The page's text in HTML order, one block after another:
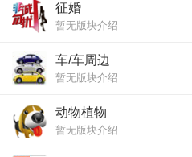
征婚
暂无版块介绍
车/车周边
暂无版块介绍
动物植物
暂无版块介绍